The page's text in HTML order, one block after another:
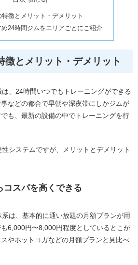
徴とメリット・デメリット
24時間ジムをエリアごとにご紹介
徴とメリット・デメリット
、24時間いつでもトレーニングができる
などの都合で早朝や深夜帯にしかジムが
も、最新の設備の中でトレーニングを行
システムですが、メリットとデメリット
コスパを高くできる
は、基本的に通い放題の月額プランが用
6,000円〜8,000円程度としているとこが
やホットヨガなどの月額プランと見比べ